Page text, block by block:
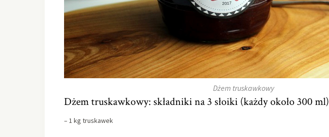
Dżem truskawkowy
Dżem truskawkowy: składniki na 3 słoiki (każdy około 300 ml)
– 1 kg truskawek